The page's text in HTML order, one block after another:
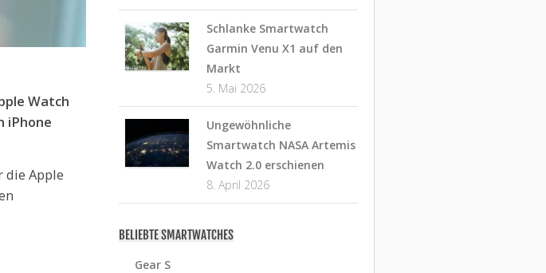
Watch
iPhone
die Apple
Schlanke Smartwatch
Garmin Venu X1 auf den
Markt
5. Mai 2026
Ungewöhnliche
Smartwatch NASA Artemis
Watch 2.0 erschienen
8. April 2026
BELIEBTE SMARTWATCHES
Gear S